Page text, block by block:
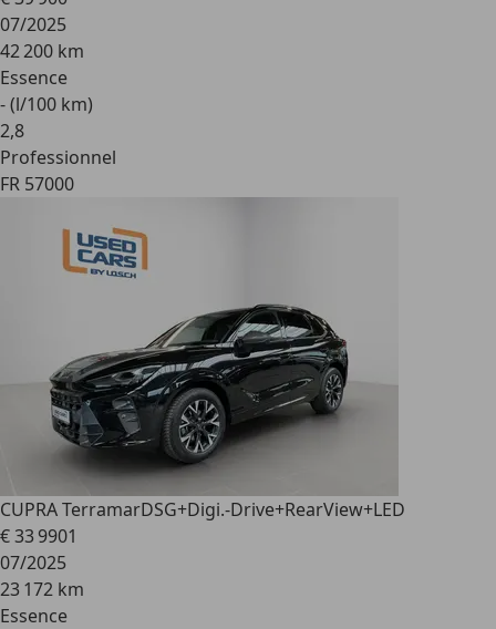
07/2025
42 200 km
Essence
- (l/100 km)
2,8
Professionnel
FR 57000
CUPRA TerramarDSG+Digi.-Drive+RearView+LED
€ 33 9901
07/2025
23 172 km
Essence